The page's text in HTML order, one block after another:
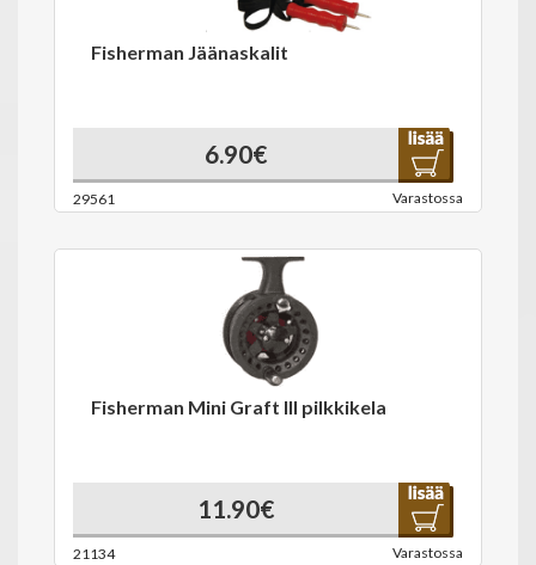
Fisherman Jäänaskalit
6.90€
29561 Varastossa
Fisherman Mini Graft III pilkkikela
11.90€
21134 Varastossa